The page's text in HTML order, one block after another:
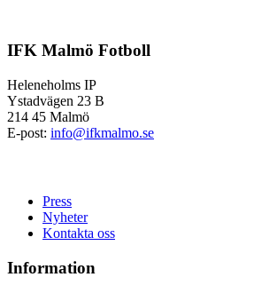
IFK Malmö Fotboll
Heleneholms IP
Ystadvägen 23 B
214 45 Malmö
E-post: info@ifkmalmo.se
Press
Nyheter
Kontakta oss
Information